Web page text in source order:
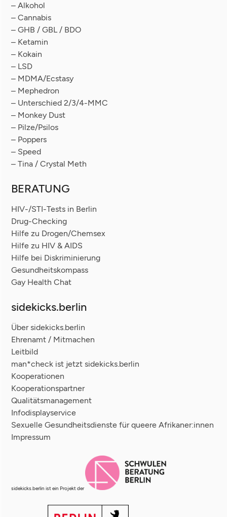
– Alkohol
– Cannabis
– GHB / GBL / BDO
– Ketamin
– Kokain
– LSD
– MDMA/Ecstasy
– Mephedron
– Unterschied 2/3/4-MMC
– Monkey Dust
– Pilze/Psilos
– Poppers
– Speed
– Tina / Crystal Meth
BERATUNG
HIV-/STI-Tests in Berlin
Drug-Checking
Hilfe zu Drogen/Chemsex
Hilfe zu HIV & AIDS
Hilfe bei Diskriminierung
Gesundheitskompass
Gay Health Chat
sidekicks.berlin
Über sidekicks.berlin
Ehrenamt / Mitmachen
Leitbild
man*check ist jetzt sidekicks.berlin
Kooperationen
Kooperationspartner
Qualitätsmanagement
Infodisplayservice
Sexuelle Gesundheitsdienste für queere Afrikaner:innen
Impressum
sidekicks.berlin ist ein Projekt der